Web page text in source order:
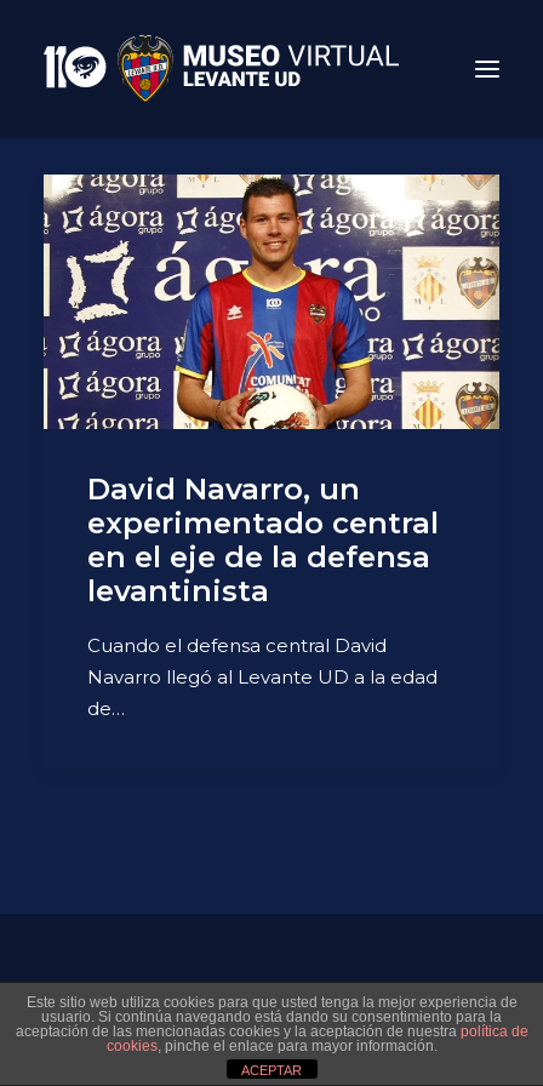
Search
David Navarro, un
experimentado central
en el eje de la defensa
levantinista
Cuando el defensa central David
Navarro llegó al Levante UD a la edad
de…
© 2026 Museo Virtual Levante UD. All rights reserved
Este sitio web utiliza cookies para que usted tenga la mejor experiencia de
usuario. Si continúa navegando está dando su consentimiento para la
aceptación de las mencionadas cookies y la aceptación de nuestra política de
cookies, pinche el enlace para mayor información.
ACEPTAR